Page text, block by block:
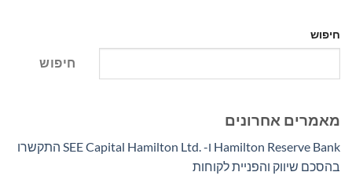
חיפוש
חיפוש
מאמרים אחרונים
Hamilton Reserve Bank ו- SEE Capital Hamilton Ltd.‎ התקשרו
בהסכם שיווק והפניית לקוחות